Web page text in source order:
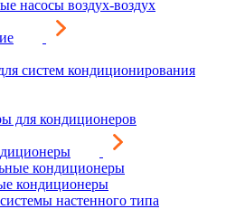
насосы воздух-воздух
систем кондиционирования
для кондиционеров
кондиционеры
кондиционеры
настенного типа